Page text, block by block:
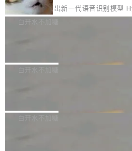
颈。 代码仓深度理解服务（以下简称"
e深度理解服务"）是华为云码道（
的账号密码进入A集群，输入了一条被程
称为"删库跑路"的命令——最高管理员权
自研的多个文生3D和...
存永远不够用。 Cloudflare 的 Workers
一直在跑这些模型的推理。他们在官方博
整性保护。效果是：吞吐量提升 41%，
腾讯混元正式推出新一代语音识别模型
3.0preview。基于最新一代大语言模型
让语音识别不再只是听清，而是真正听懂
w 不要求标准普通话，方言识别覆盖粤语
白开水不加糖
新和少量网页兼容性修复版本。
容提供的字体时出现的几个问题 为避免音
白开水不加糖
发布的 Release Notes，他利用 AI 工具
白开水不加糖